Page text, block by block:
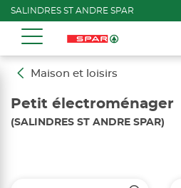
SALINDRES ST ANDRE SPAR
Maison et loisirs
Petit électroménager
(SALINDRES ST ANDRE SPAR)